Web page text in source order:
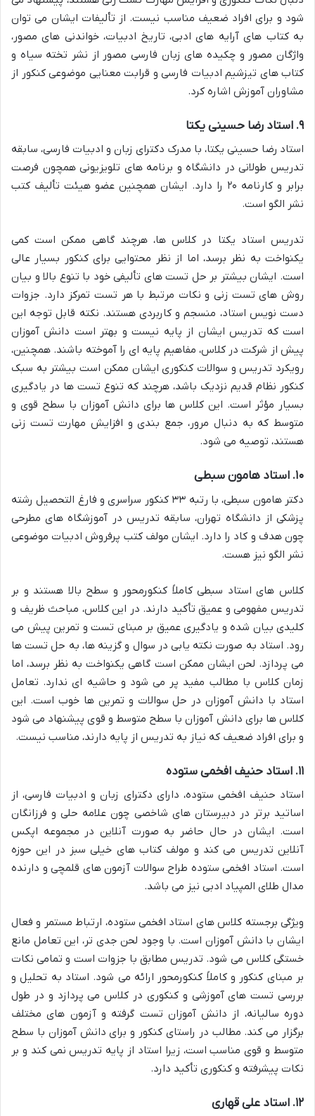
شود و برای افراد ضعیف مناسب نیست. از تألیفات ایشان می توان
به کتاب های آرایه های ادبی، تاریخ ادبیات، خواندنی های مصور،
واژگان مصور و چکیده های زبان فارسی مصور از نشر تخته سیاه و
کتاب های تیزشیم ادبیات فارسی و قرابت معنایی موضوعی کنکور از
مشاوران آموزش اشاره کرد.
۹. استاد رضا حسینی یکتا
استاد رضا حسینی یکتا، با مدرک دکترای زبان و ادبیات فارسی، سابقه
تدریس طولانی در دانشگاه و برنامه های تلویزیونی همچون فرصت
برابر و کارنامه ۲۰ را دارد. ایشان همچنین عضو هیئت تألیف کتب
نشر الگو است.
تدریس استاد یکتا در کلاس ها، هرچند گاهی ممکن است کمی
یکنواخت به نظر برسد، اما از نظر محتوایی برای کنکور بسیار عالی
است. ایشان بیشتر بر حل تست های تألیفی خود با تنوع بالا و بیان
روش های تست زنی و نکات مرتبط با هر تست تمرکز دارد. جزوات
دست نویس استاد، منسجم و کاربردی هستند. نکته قابل توجه این
است که تدریس ایشان از پایه نیست و بهتر است دانش آموزان
پیش از شرکت در کلاس، مفاهیم پایه ای را آموخته باشند. همچنین،
رویکرد تدریس و سوالات کنکوری ایشان ممکن است بیشتر به سبک
کنکور نظام قدیم نزدیک باشد، هرچند که تنوع تست ها در یادگیری
بسیار مؤثر است. این کلاس ها برای دانش آموزان با سطح قوی و
متوسط که به دنبال مرور، جمع بندی و افزایش مهارت تست زنی
هستند، توصیه می شود.
۱۰. استاد هامون سبطی
دکتر هامون سبطی، با رتبه ۳۳ کنکور سراسری و فارغ التحصیل رشته
پزشکی از دانشگاه تهران، سابقه تدریس در آموزشگاه های مطرحی
چون هدف و کاد را دارد. ایشان مولف کتب پرفروش ادبیات موضوعی
نشر الگو نیز هست.
کلاس های استاد سبطی کاملاً کنکورمحور و سطح بالا هستند و بر
تدریس مفهومی و عمیق تأکید دارند. در این کلاس، مباحث ظریف و
کلیدی بیان شده و یادگیری عمیق بر مبنای تست و تمرین پیش می
رود. استاد به صورت نکته یابی در سوال و گزینه ها، به حل تست ها
می پردازد. لحن ایشان ممکن است گاهی یکنواخت به نظر برسد، اما
زمان کلاس با مطالب مفید پر می شود و حاشیه ای ندارد. تعامل
استاد با دانش آموزان در حل سوالات و تمرین ها خوب است. این
کلاس ها برای دانش آموزان با سطح متوسط و قوی پیشنهاد می شود
و برای افراد ضعیف که نیاز به تدریس از پایه دارند، مناسب نیست.
۱۱. استاد حنیف افخمی ستوده
استاد حنیف افخمی ستوده، دارای دکترای زبان و ادبیات فارسی، از
اساتید برتر در دبیرستان های شاخصی چون علامه حلی و فرزانگان
است. ایشان در حال حاضر به صورت آنلاین در مجموعه اپکس
آنلاین تدریس می کند و مولف کتاب های خیلی سبز در این حوزه
است. استاد افخمی ستوده طراح سوالات آزمون های قلمچی و دارنده
مدال طلای المپیاد ادبی نیز می باشد.
ویژگی برجسته کلاس های استاد افخمی ستوده، ارتباط مستمر و فعال
ایشان با دانش آموزان است. با وجود لحن جدی تر، این تعامل مانع
خستگی کلاس می شود. تدریس مطابق با جزوات است و تمامی نکات
بر مبنای کنکور و کاملاً کنکورمحور ارائه می شود. استاد به تحلیل و
بررسی تست های آموزشی و کنکوری در کلاس می پردازد و در طول
دوره سالیانه، از دانش آموزان تست گرفته و آزمون های مختلف
برگزار می کند. مطالب در راستای کنکور و برای دانش آموزان با سطح
متوسط و قوی مناسب است، زیرا استاد از پایه تدریس نمی کند و بر
نکات پیشرفته و کنکوری تأکید دارد.
۱۲. استاد علی قهاری